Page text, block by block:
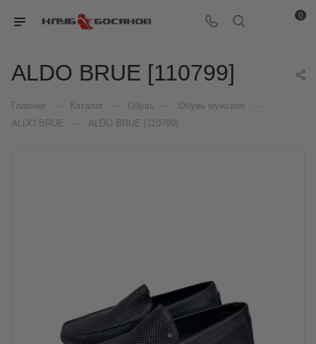
0
ALDO BRUE [110799]
Главная Каталог Обувь Обувь мужская
ALDO BRUE ALDO BRUE [110799]